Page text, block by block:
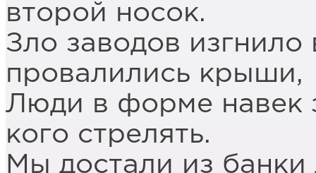
второй носок.
Зло заводов
провалились крыши,
Люди в форме навек
кого стрелять.
Мы достали из банки